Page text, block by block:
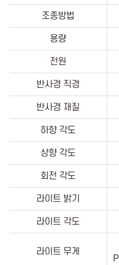
조종방법
용량
전원
반사경 직경
반사경 재질
하향 각도
상향 각도
회전 각도
라이트 밝기
라이트 각도
라이트 무게